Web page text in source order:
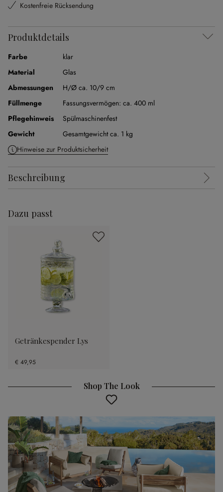
Kostenfreie Rücksendung
Produktdetails
Farbe
klar
Material
Glas
Abmessungen
H/Ø ca. 10/9 cm
Füllmenge
Fassungsvermögen: ca. 400 ml
Pflegehinweis
Spülmaschinenfest
Gewicht
Gesamtgewicht ca. 1 kg
Hinweise zur Produktsicherheit
Beschreibung
Dazu passt
Getränkespender Lys
€ 49,95
Shop The Look